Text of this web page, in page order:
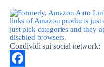
Condividi sui social network: